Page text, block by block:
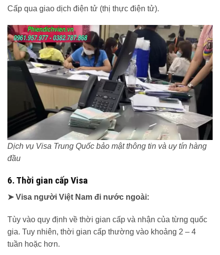
Cấp qua giao dịch điện tử (thị thực điện tử).
Dịch vụ Visa Trung Quốc bảo mật thông tin và uy tín hàng
đầu
6. Thời gian cấp Visa
➤ Visa người Việt Nam đi nước ngoài:
Tùy vào quy định về thời gian cấp và nhận của từng quốc
gia. Tuy nhiên, thời gian cấp thường vào khoảng 2 – 4
tuần hoặc hơn.